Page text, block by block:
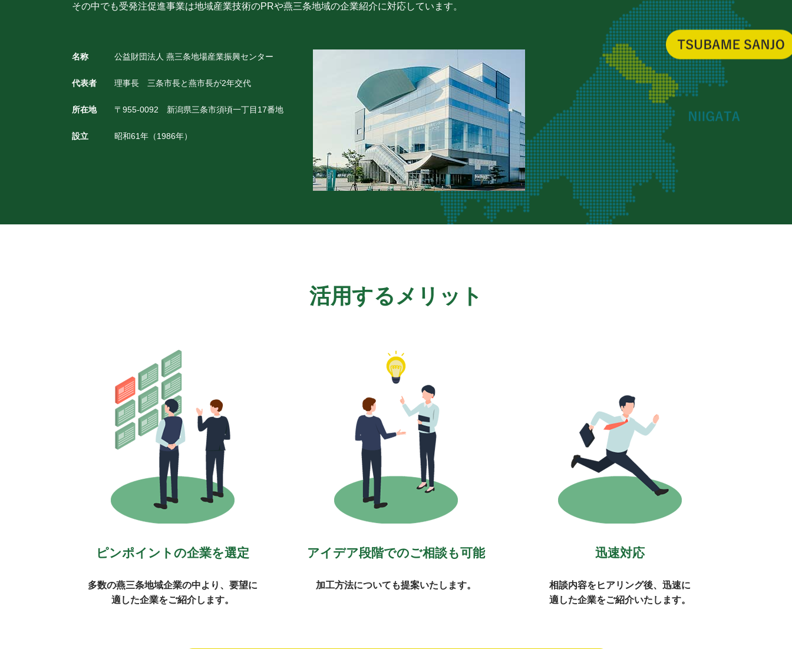
その中でも受発注促進事業は地域産業技術のPRや燕三条地域の企業紹介に対応しています。
名称 公益財団法人 燕三条地場産業振興センター
代表者 理事長 三条市長と燕市長が2年交代
所在地 〒955-0092 新潟県三条市須頃一丁目17番地
設立 昭和61年（1986年）
活用するメリット
ピンポイントの企業を選定
多数の燕三条地域企業の中より、要望に
適した企業をご紹介します。
アイデア段階でのご相談も可能
加工方法についても提案いたします。
迅速対応
相談内容をヒアリング後、迅速に
適した企業をご紹介いたします。